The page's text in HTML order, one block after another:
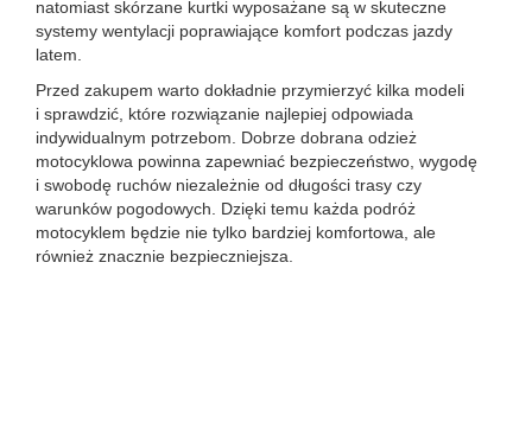
natomiast skórzane kurtki wyposażane są w skuteczne
systemy wentylacji poprawiające komfort podczas jazdy
latem.
Przed zakupem warto dokładnie przymierzyć kilka modeli
i sprawdzić, które rozwiązanie najlepiej odpowiada
indywidualnym potrzebom. Dobrze dobrana odzież
motocyklowa powinna zapewniać bezpieczeństwo, wygodę
i swobodę ruchów niezależnie od długości trasy czy
warunków pogodowych. Dzięki temu każda podróż
motocyklem będzie nie tylko bardziej komfortowa, ale
również znacznie bezpieczniejsza.